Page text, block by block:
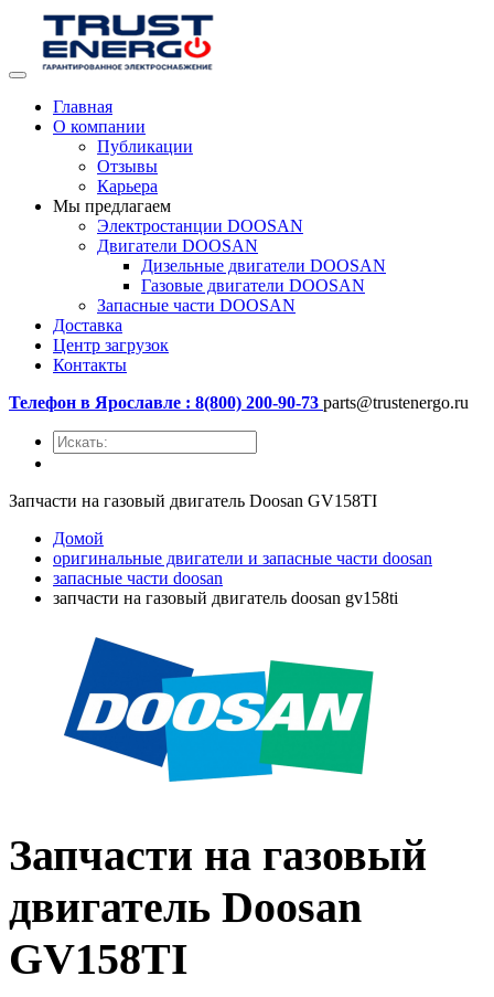
Главная
О компании
Публикации
Отзывы
Карьера
Мы предлагаем
Электростанции DOOSAN
Двигатели DOOSAN
Дизельные двигатели DOOSAN
Газовые двигатели DOOSAN
Запасные части DOOSAN
Доставка
Центр загрузок
Контакты
Телефон в Ярославле : 8(800) 200-90-73 parts@trustenergo.ru
Запчасти на газовый двигатель Doosan GV158TI
Домой
оригинальные двигатели и запасные части doosan
запасные части doosan
запчасти на газовый двигатель doosan gv158ti
Запчасти на газовый
двигатель Doosan
GV158TI